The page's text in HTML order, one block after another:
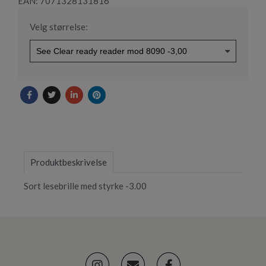
Velg størrelse:
Produktbeskrivelse
Sort lesebrille med styrke -3.00